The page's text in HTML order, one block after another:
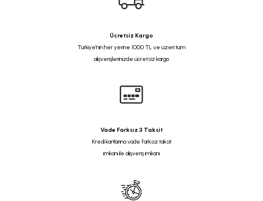
Ücretsiz Kargo
Türkiye'nin her yerine 1000 TL ve üzeri tüm
alışverişlerinizde ücretsiz kargo
Vade Farksız 3 Taksit
Kredi kartlarına vade farksız taksit
imkanı ile alışveriş imkanı